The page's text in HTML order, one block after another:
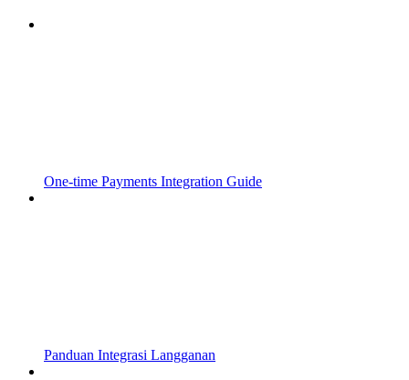
One-time Payments Integration Guide
Panduan Integrasi Langganan